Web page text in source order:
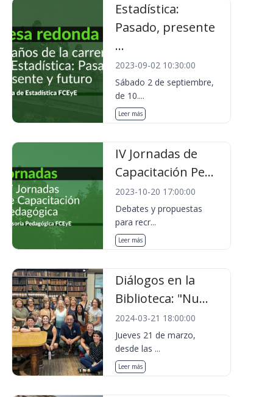
Estadística:
Pasado, presente
...
2023-09-02 10:30:00
Sábado 2 de septiembre,
de 10....
Leer más
IV Jornadas de
Capacitación Pe...
2023-10-20 17:00:00
Debates y propuestas
para recr...
Leer más
Diálogos en la
Biblioteca: "Nu...
2024-03-21 18:00:00
Jueves 21 de marzo,
desde las ...
Leer más